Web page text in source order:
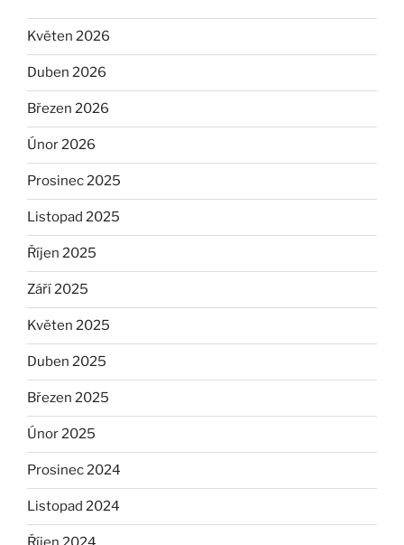
Květen 2026
Duben 2026
Březen 2026
Únor 2026
Prosinec 2025
Listopad 2025
Říjen 2025
Září 2025
Květen 2025
Duben 2025
Březen 2025
Únor 2025
Prosinec 2024
Listopad 2024